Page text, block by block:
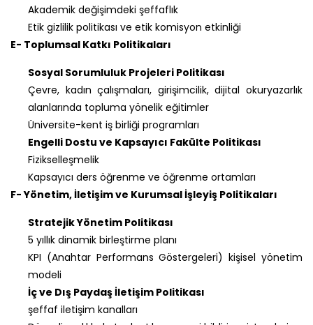
Akademik değişimdeki şeffaflık
Etik gizlilik politikası ve etik komisyon etkinliği
E- Toplumsal Katkı Politikaları
Sosyal Sorumluluk Projeleri Politikası
Çevre, kadın çalışmaları, girişimcilik, dijital okuryazarlık
alanlarında topluma yönelik eğitimler
Üniversite-kent iş birliği programları
Engelli Dostu ve Kapsayıcı Fakülte Politikası
Fizikselleşmelik
Kapsayıcı ders öğrenme ve öğrenme ortamları
F- Yönetim, İletişim ve Kurumsal İşleyiş Politikaları
Stratejik Yönetim Politikası
5 yıllık dinamik birleştirme planı
KPI (Anahtar Performans Göstergeleri) kişisel yönetim
modeli
İç ve Dış Paydaş İletişim Politikası
şeffaf iletişim kanalları